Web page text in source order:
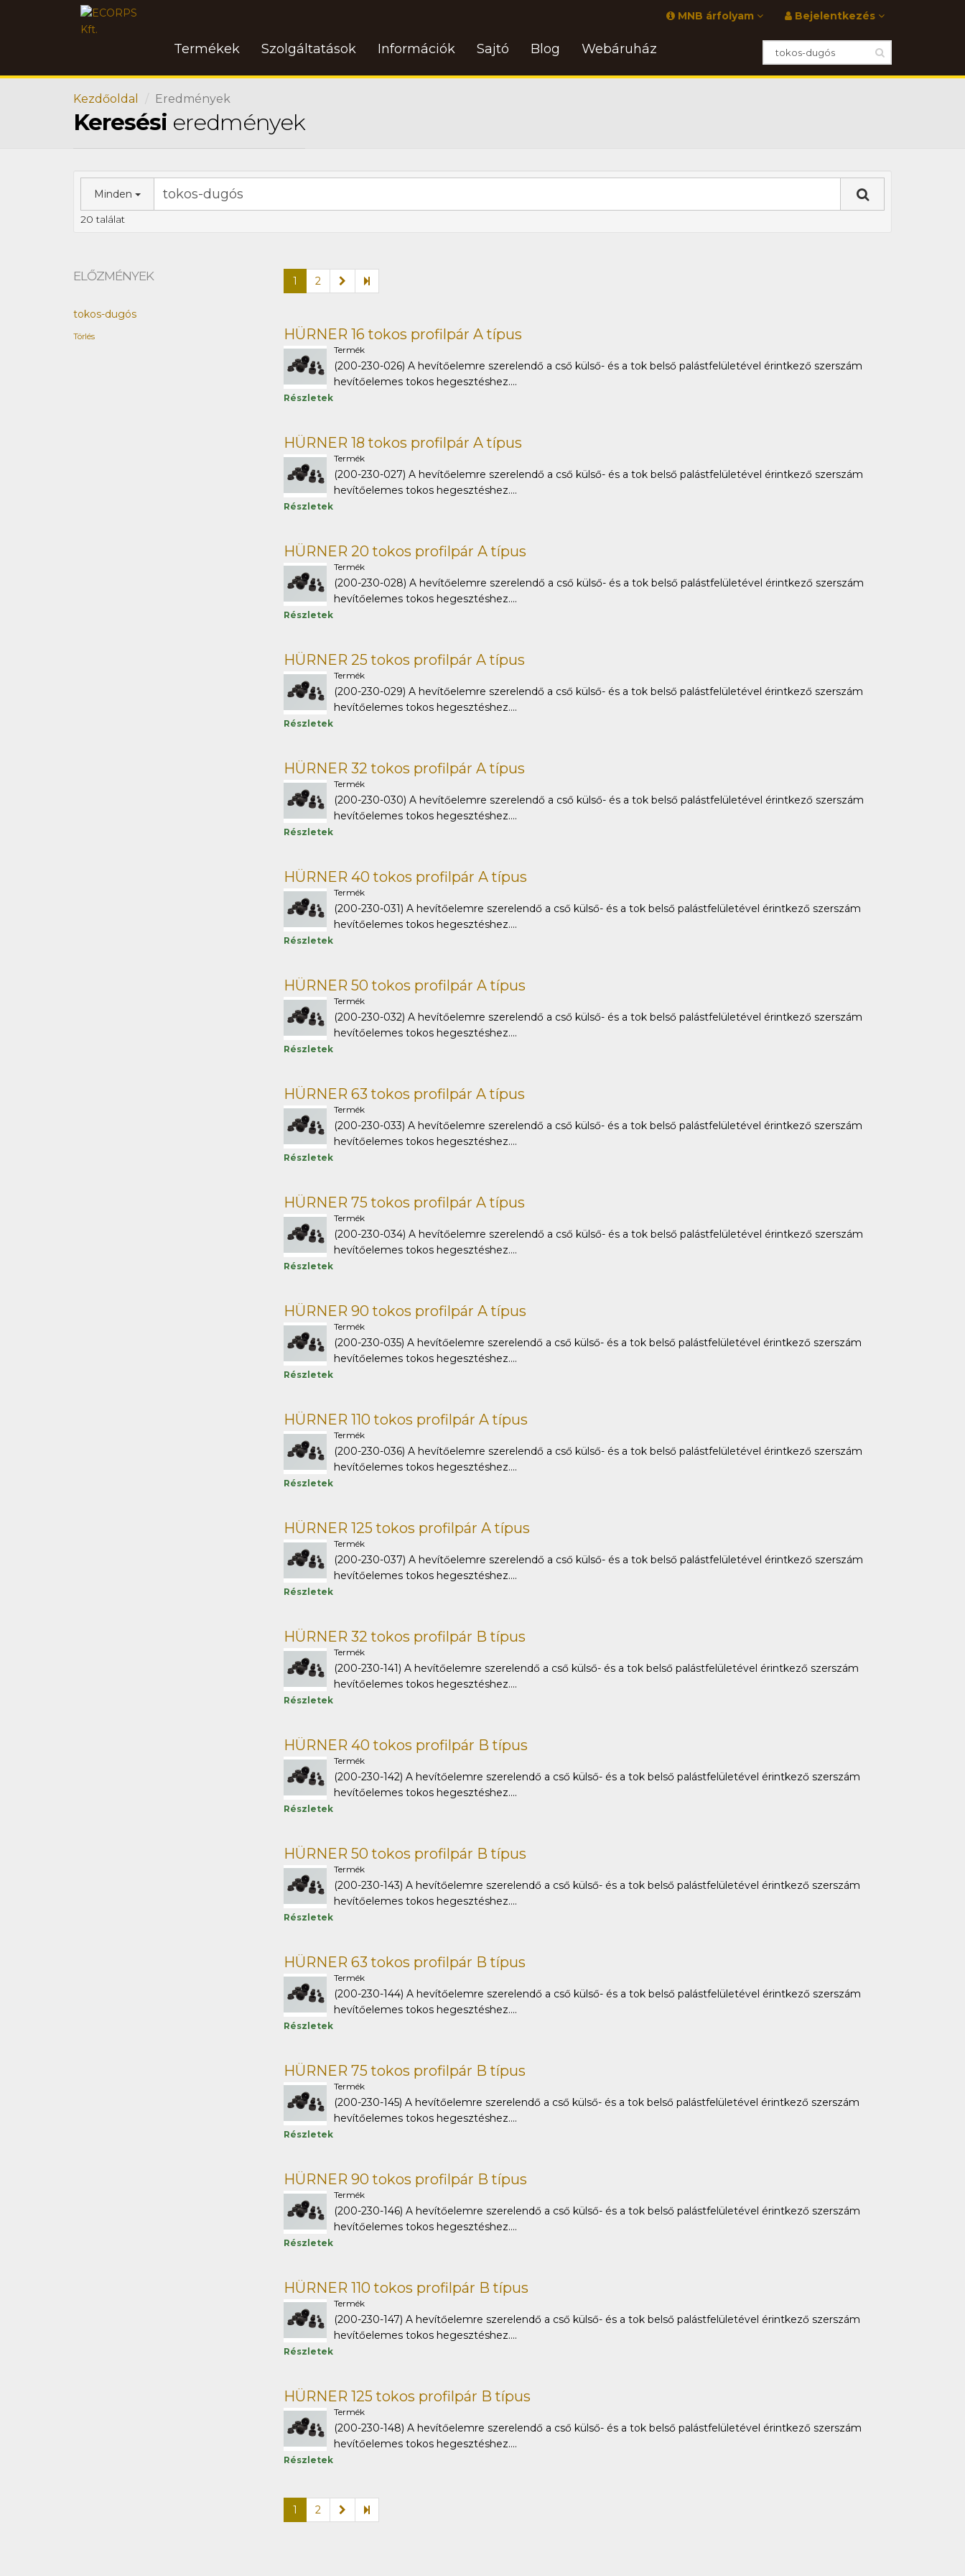
Bejelentkezés
MNB árfolyam
Termékek Szolgáltatások Információk Sajtó Blog Webáruház
Kezdőoldal Eredmények
Keresési eredmények
Minden
20 találat
ELŐZMÉNYEK
tokos-dugós
Törlés
1 2
HÜRNER 16 tokos profilpár A típus
Termék
(200-230-026) A hevítőelemre szerelendő a cső külső- és a tok belső palástfelületével érintkező szerszám
hevítőelemes tokos hegesztéshez....
Részletek
HÜRNER 18 tokos profilpár A típus
Termék
(200-230-027) A hevítőelemre szerelendő a cső külső- és a tok belső palástfelületével érintkező szerszám
hevítőelemes tokos hegesztéshez....
Részletek
HÜRNER 20 tokos profilpár A típus
Termék
(200-230-028) A hevítőelemre szerelendő a cső külső- és a tok belső palástfelületével érintkező szerszám
hevítőelemes tokos hegesztéshez....
Részletek
HÜRNER 25 tokos profilpár A típus
Termék
(200-230-029) A hevítőelemre szerelendő a cső külső- és a tok belső palástfelületével érintkező szerszám
hevítőelemes tokos hegesztéshez....
Részletek
HÜRNER 32 tokos profilpár A típus
Termék
(200-230-030) A hevítőelemre szerelendő a cső külső- és a tok belső palástfelületével érintkező szerszám
hevítőelemes tokos hegesztéshez....
Részletek
HÜRNER 40 tokos profilpár A típus
Termék
(200-230-031) A hevítőelemre szerelendő a cső külső- és a tok belső palástfelületével érintkező szerszám
hevítőelemes tokos hegesztéshez....
Részletek
HÜRNER 50 tokos profilpár A típus
Termék
(200-230-032) A hevítőelemre szerelendő a cső külső- és a tok belső palástfelületével érintkező szerszám
hevítőelemes tokos hegesztéshez....
Részletek
HÜRNER 63 tokos profilpár A típus
Termék
(200-230-033) A hevítőelemre szerelendő a cső külső- és a tok belső palástfelületével érintkező szerszám
hevítőelemes tokos hegesztéshez....
Részletek
HÜRNER 75 tokos profilpár A típus
Termék
(200-230-034) A hevítőelemre szerelendő a cső külső- és a tok belső palástfelületével érintkező szerszám
hevítőelemes tokos hegesztéshez....
Részletek
HÜRNER 90 tokos profilpár A típus
Termék
(200-230-035) A hevítőelemre szerelendő a cső külső- és a tok belső palástfelületével érintkező szerszám
hevítőelemes tokos hegesztéshez....
Részletek
HÜRNER 110 tokos profilpár A típus
Termék
(200-230-036) A hevítőelemre szerelendő a cső külső- és a tok belső palástfelületével érintkező szerszám
hevítőelemes tokos hegesztéshez....
Részletek
HÜRNER 125 tokos profilpár A típus
Termék
(200-230-037) A hevítőelemre szerelendő a cső külső- és a tok belső palástfelületével érintkező szerszám
hevítőelemes tokos hegesztéshez....
Részletek
HÜRNER 32 tokos profilpár B típus
Termék
(200-230-141) A hevítőelemre szerelendő a cső külső- és a tok belső palástfelületével érintkező szerszám
hevítőelemes tokos hegesztéshez....
Részletek
HÜRNER 40 tokos profilpár B típus
Termék
(200-230-142) A hevítőelemre szerelendő a cső külső- és a tok belső palástfelületével érintkező szerszám
hevítőelemes tokos hegesztéshez....
Részletek
HÜRNER 50 tokos profilpár B típus
Termék
(200-230-143) A hevítőelemre szerelendő a cső külső- és a tok belső palástfelületével érintkező szerszám
hevítőelemes tokos hegesztéshez....
Részletek
HÜRNER 63 tokos profilpár B típus
Termék
(200-230-144) A hevítőelemre szerelendő a cső külső- és a tok belső palástfelületével érintkező szerszám
hevítőelemes tokos hegesztéshez....
Részletek
HÜRNER 75 tokos profilpár B típus
Termék
(200-230-145) A hevítőelemre szerelendő a cső külső- és a tok belső palástfelületével érintkező szerszám
hevítőelemes tokos hegesztéshez....
Részletek
HÜRNER 90 tokos profilpár B típus
Termék
(200-230-146) A hevítőelemre szerelendő a cső külső- és a tok belső palástfelületével érintkező szerszám
hevítőelemes tokos hegesztéshez....
Részletek
HÜRNER 110 tokos profilpár B típus
Termék
(200-230-147) A hevítőelemre szerelendő a cső külső- és a tok belső palástfelületével érintkező szerszám
hevítőelemes tokos hegesztéshez....
Részletek
HÜRNER 125 tokos profilpár B típus
Termék
(200-230-148) A hevítőelemre szerelendő a cső külső- és a tok belső palástfelületével érintkező szerszám
hevítőelemes tokos hegesztéshez....
Részletek
1 2